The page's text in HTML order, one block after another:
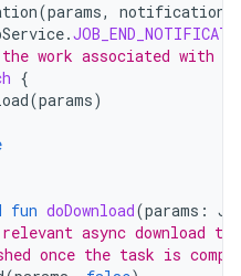
(params, notification
.
work associated with
{
(params)
fun doDownload(params :
async download
once the task is